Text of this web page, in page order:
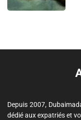
Depuis 2007,
dédié aux expatriés et